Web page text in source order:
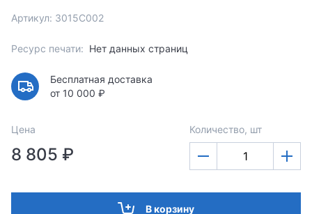
Артикул: 3015C002
Ресурс печати: Нет данных страниц
Бесплатная доставка
от 10 000 ₽
Цена
8 805 ₽
Количество, шт
В корзину